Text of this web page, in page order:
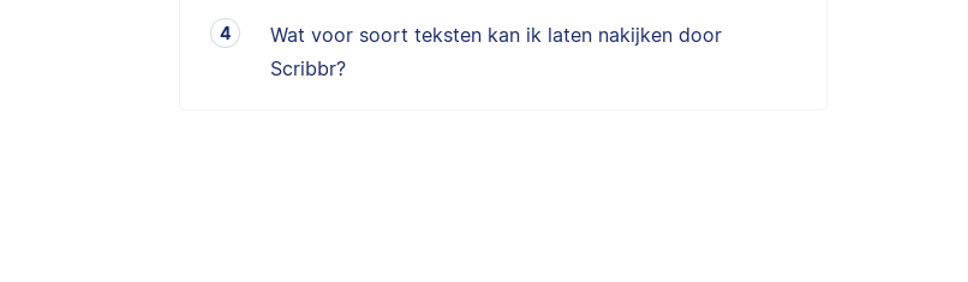
Wat voor soort teksten kan ik laten nakijken door
Scribbr?